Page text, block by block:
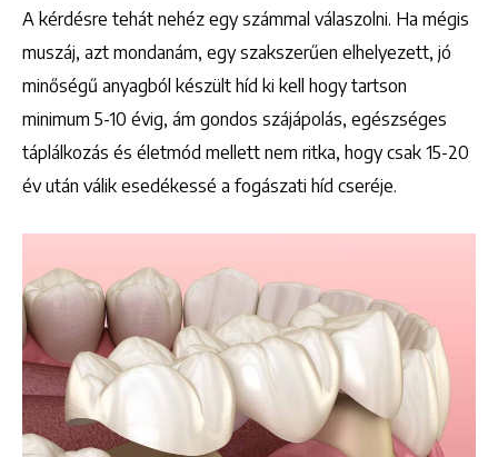
A kérdésre tehát nehéz egy számmal válaszolni. Ha mégis
muszáj, azt mondanám, egy szakszerűen elhelyezett, jó
minőségű anyagból készült híd ki kell hogy tartson
minimum 5-10 évig, ám gondos szájápolás, egészséges
táplálkozás és életmód mellett nem ritka, hogy csak 15-20
év után válik esedékessé a fogászati híd cseréje.